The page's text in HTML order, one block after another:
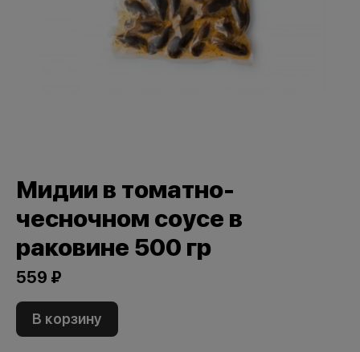
Мидии в томатно-
чесночном соусе в
раковине 500 гр
559 ₽
В корзину